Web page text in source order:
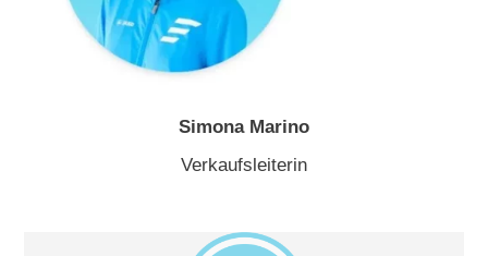
Simona Marino
Verkaufsleiterin